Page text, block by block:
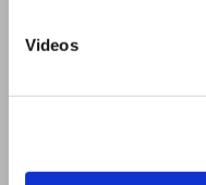
Videos